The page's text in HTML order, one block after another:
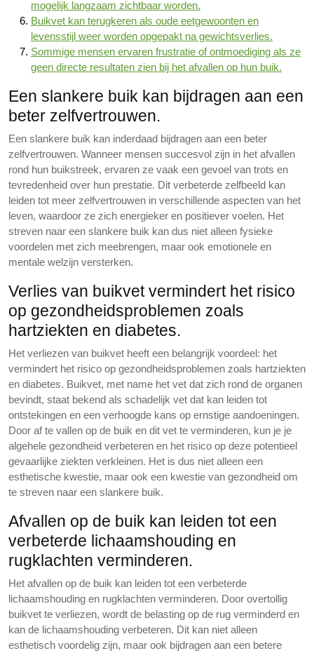
mogelijk langzaam zichtbaar worden.
Buikvet kan terugkeren als oude eetgewoonten en
levensstijl weer worden opgepakt na gewichtsverlies.
Sommige mensen ervaren frustratie of ontmoediging als ze
geen directe resultaten zien bij het afvallen op hun buik.
Een slankere buik kan bijdragen aan een
beter zelfvertrouwen.
Een slankere buik kan inderdaad bijdragen aan een beter
zelfvertrouwen. Wanneer mensen succesvol zijn in het afvallen
rond hun buikstreek, ervaren ze vaak een gevoel van trots en
tevredenheid over hun prestatie. Dit verbeterde zelfbeeld kan
leiden tot meer zelfvertrouwen in verschillende aspecten van het
leven, waardoor ze zich energieker en positiever voelen. Het
streven naar een slankere buik kan dus niet alleen fysieke
voordelen met zich meebrengen, maar ook emotionele en
mentale welzijn versterken.
Verlies van buikvet vermindert het risico
op gezondheidsproblemen zoals
hartziekten en diabetes.
Het verliezen van buikvet heeft een belangrijk voordeel: het
vermindert het risico op gezondheidsproblemen zoals hartziekten
en diabetes. Buikvet, met name het vet dat zich rond de organen
bevindt, staat bekend als schadelijk vet dat kan leiden tot
ontstekingen en een verhoogde kans op ernstige aandoeningen.
Door af te vallen op de buik en dit vet te verminderen, kun je je
algehele gezondheid verbeteren en het risico op deze potentieel
gevaarlijke ziekten verkleinen. Het is dus niet alleen een
esthetische kwestie, maar ook een kwestie van gezondheid om
te streven naar een slankere buik.
Afvallen op de buik kan leiden tot een
verbeterde lichaamshouding en
rugklachten verminderen.
Het afvallen op de buik kan leiden tot een verbeterde
lichaamshouding en rugklachten verminderen. Door overtollig
buikvet te verliezen, wordt de belasting op de rug verminderd en
kan de lichaamshouding verbeteren. Dit kan niet alleen
esthetisch voordelig zijn, maar ook bijdragen aan een betere